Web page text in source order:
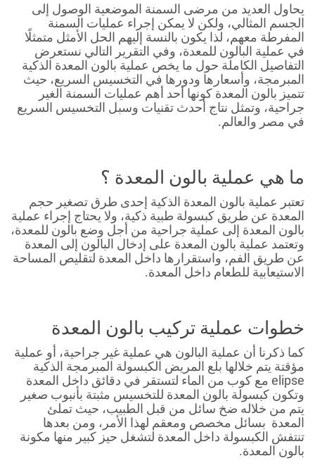
يحاول العديد من مرضى السمنة الموضعية الوصول إلى
الجسم المثالي، ولكن لا يمكن إجراء عمليات السمنة
المفرطة معهم، لذا يكون بالنسة إليهم الحل الأمثل متمثلًا
في عملية البالون للمعدة، وفي التقرير التالي نستعرض
التفاصيل الكاملة حول ما يخص عملية بالون المعدة الذكية
المبرمجة، وأسعارها ودورها في التخسيس السريع، حيث
تتميز بالون المعدة كونها أحد أهم عمليات السمنة الغير
جراحية، وتمثل نتاج أحدث تقنيات وسبل التخسيس السريع
في مصر والعالم.
ما هي عملية بالون المعدة ؟
تعتبر عملية بالون المعدة الذكية إحدى طرق تصغير حجم
المعدة عن طريق كبسولة طبية ذكية، ولا يحتاج إجراء عملية
بالون المعدة إلى عملية جراحية من أجل وضع بالون للمعدة،
وتعتمد عملية بالون المعدة على إدخال البالون إلى المعدة
عن طريق الفم، واستقرارها داخل المعدة لتقليص المساحة
الاستيعابية للطعام داخل المعدة.
خطوات عملية تركيب بالون المعدة
كما ذكرنا أن عملية البالون هي عملية غير جراحية، أو عملية
مؤقتة يتم خلالها بلع المريض الكبسولة المبرمجة الذكية
elipse مع كوب من الماء لتستقر في دقائق داخل المعدة
وتكون كبسولة بالون المعدة للتخسيس مثبتة بأنبوب صغير
يتم من خلاله ضخ سائل من قبل الطبيب، حيث تملئ
المعدة بسائل مخصص ومعقم لهذا الأمر، ومن بعدها
تنتفش الكبسولة داخل المعدة لتشغل حيز كبير منها مكونة
بالون المعدة.